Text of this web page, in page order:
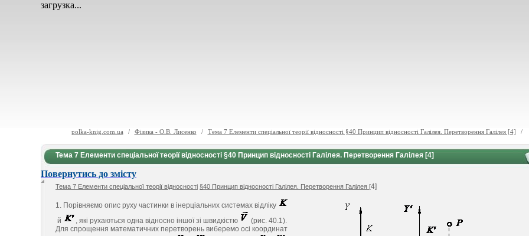
загрузка...
polka-knig.com.ua / Фізика - О.В. Лисенко / Тема 7 Елементи спеціальної теорії відносності §40 Принцип відносності Галілея. Перетворення Галілея [4] /
Тема 7 Елементи спеціальної теорії відносності §40 Принцип відносності Галілея. Перетворення Галілея [4]
Повернутись до змісту
Тема 7 Елементи спеціальної теорії відносності §40 Принцип відносності Галілея. Перетворення Галілея [4]
1. Порівняємо опис руху частинки в інерціальних системах відліку
й
, які рухаються одна відносно іншої зі швидкістю
(рис. 40.1).
Для спрощення математичних перетворень виберемо осі координат